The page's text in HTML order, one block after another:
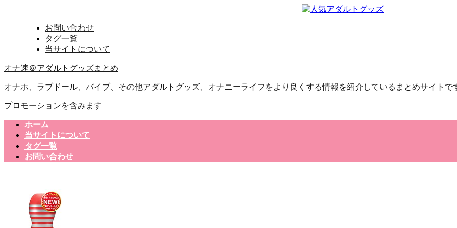
お問い合わせ
タグ一覧
当サイトについて
オナ速＠アダルトグッズまとめ
オナホ、ラブドール、バイブ、その他アダルトグッズ、オナニーライフをより良くする情報を紹介しているまとめサイトで
プロモーションを含みます
ホーム
当サイトについて
タグ一覧
お問い合わせ